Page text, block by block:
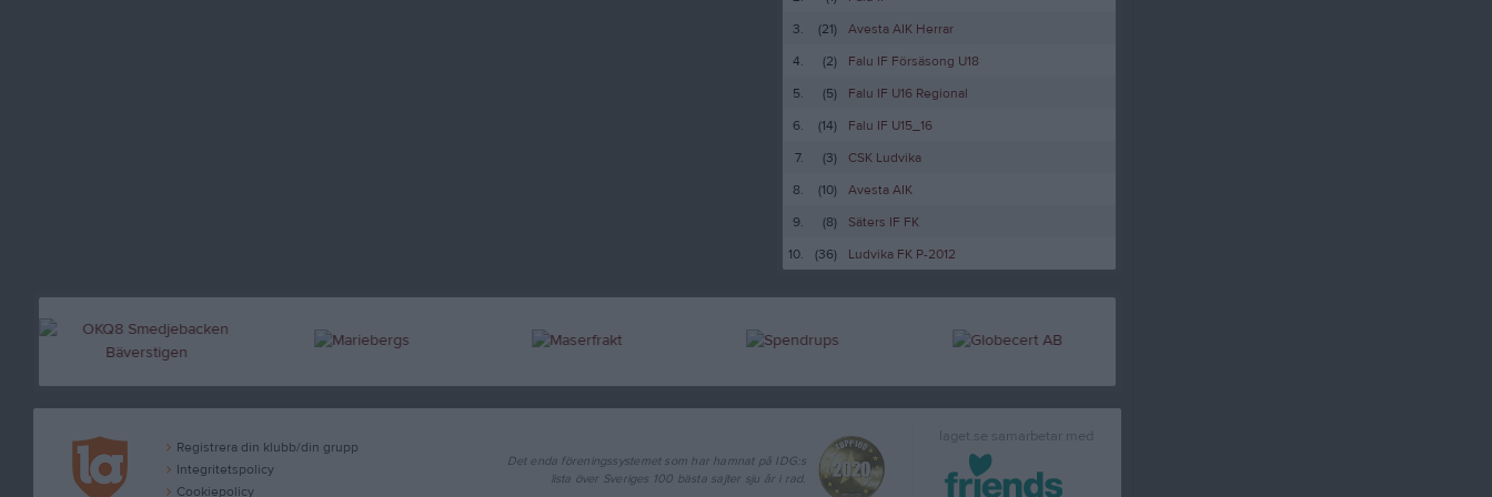
3.
(21)
Avesta AIK Herrar
4.
(2)
Falu IF Försäsong U18
5.
(5)
Falu IF U16 Regional
6.
(14)
Falu IF U15_16
7.
(3)
CSK Ludvika
8.
(10)
Avesta AIK
9.
(8)
Säters IF FK
10.
(36) Ludvika FK P-2012
Registrera din klubb/din grupp
Integritetspolicy
Cookiepolicy
laget.se samarbetar med
Det enda föreningssystemet som har hamnat på IDG:s
lista över Sveriges 100 bästa sajter sju år i rad.